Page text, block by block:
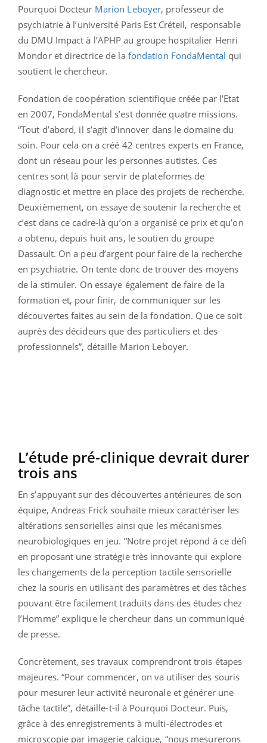
Pourquoi Docteur Marion Leboyer, professeur de
psychiatrie à l’université Paris Est Créteil, responsable
du DMU Impact à l’APHP au groupe hospitalier Henri
Mondor et directrice de la fondation FondaMental qui
soutient le chercheur.
Fondation de coopération scientifique créée par l’Etat
en 2007, FondaMental s’est donnée quatre missions.
“Tout d’abord, il s’agit d’innover dans le domaine du
soin. Pour cela on a créé 42 centres experts en France,
dont un réseau pour les personnes autistes. Ces
centres sont là pour servir de plateformes de
diagnostic et mettre en place des projets de recherche.
Deuxièmement, on essaye de soutenir la recherche et
c’est dans ce cadre-là qu’on a organisé ce prix et qu’on
a obtenu, depuis huit ans, le soutien du groupe
Dassault. On a peu d’argent pour faire de la recherche
en psychiatrie. On tente donc de trouver des moyens
de la stimuler. On essaye également de faire de la
formation et, pour finir, de communiquer sur les
découvertes faites au sein de la fondation. Que ce soit
auprès des décideurs que des particuliers et des
professionnels”, détaille Marion Leboyer.
L’étude pré-clinique devrait durer
trois ans
En s’appuyant sur des découvertes antérieures de son
équipe, Andreas Frick souhaite mieux caractériser les
altérations sensorielles ainsi que les mécanismes
neurobiologiques en jeu. “Notre projet répond à ce défi
en proposant une stratégie très innovante qui explore
les changements de la perception tactile sensorielle
chez la souris en utilisant des paramètres et des tâches
pouvant être facilement traduits dans des études chez
l’Homme” explique le chercheur dans un communiqué
de presse.
Concrètement, ses travaux comprendront trois étapes
majeures. “Pour commencer, on va utiliser des souris
pour mesurer leur activité neuronale et générer une
tâche tactile”, détaille-t-il à Pourquoi Docteur. Puis,
grâce à des enregistrements à multi-électrodes et
microscopie par imagerie calcique, “nous mesurerons